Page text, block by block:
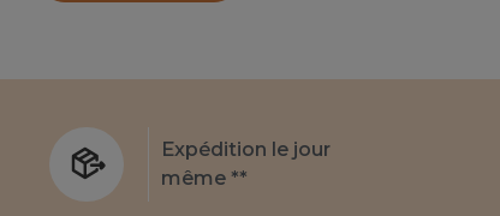
Expédition le jour
même **